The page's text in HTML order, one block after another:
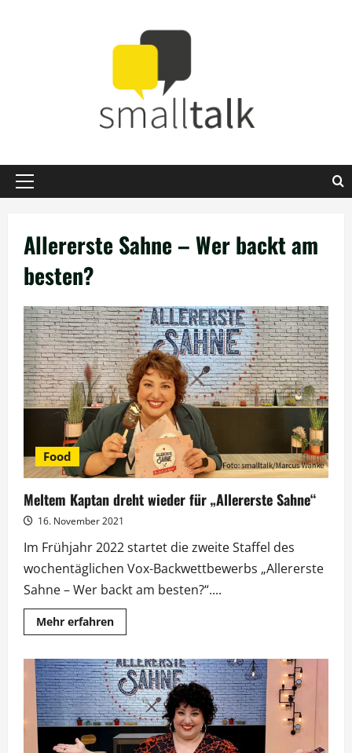
Primäres
Allererste Sahne – Wer backt am
besten?
Food
Meltem Kaptan dreht wieder für „Allererste Sahne“
16. November 2021
Im Frühjahr 2022 startet die zweite Staffel des
wochentäglichen Vox-Backwettbewerbs „Allererste
Sahne – Wer backt am besten?“....
Mehr erfahrenMehr
Informationen
Kaptan
dreht
wieder
für
„Allererste
Sahne“